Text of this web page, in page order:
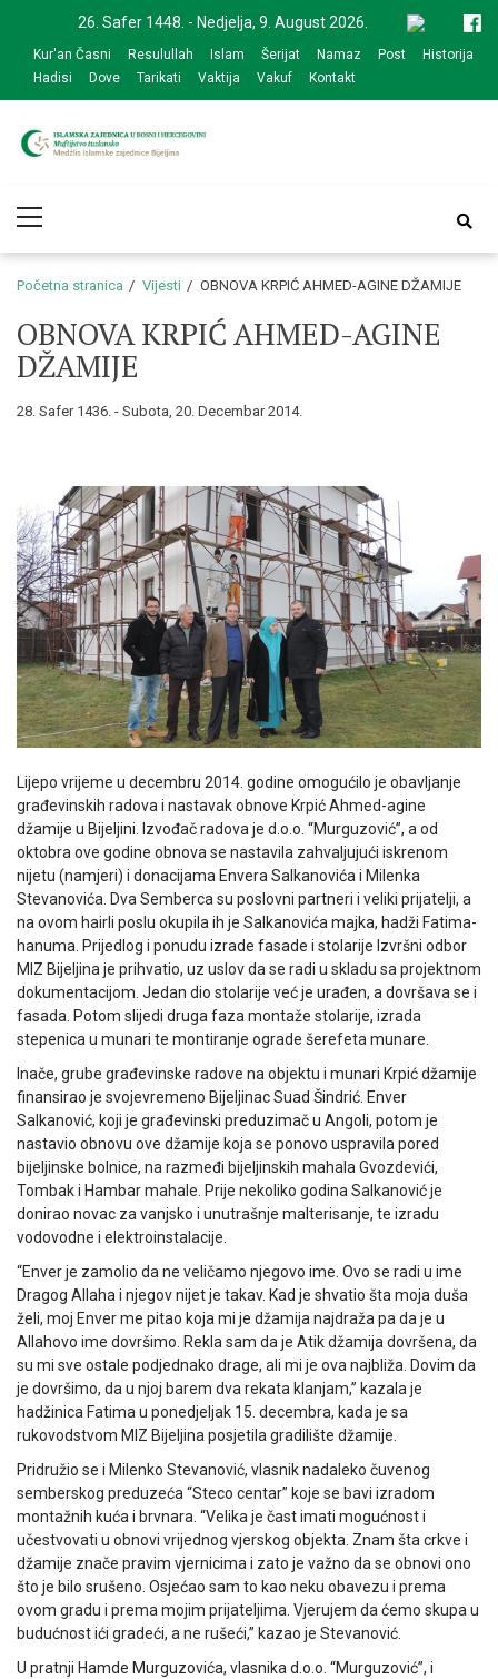
navigation
content
26. Safer 1448. - Nedjelja, 9. August 2026.
Kur'an Časni Resulullah Islam Šerijat Namaz Post
Historija
Hadisi
Dove Tarikati Vaktija Vakuf Kontakt
zajednice Bijeljina
Menu
Početna stranica Vijesti OBNOVA KRPIĆ AHMED-AGINE DŽAMIJE
OBNOVA KRPIĆ AHMED-AGINE
DŽAMIJE
28. Safer 1436. - Subota, 20. Decembar 2014.
Lijepo vrijeme u decembru 2014. godine omogućilo je obavljanje
građevinskih radova i nastavak obnove Krpić Ahmed-agine
džamije u Bijeljini. Izvođač radova je d.o.o. “Murguzović”, a od
oktobra ove godine obnova se nastavila zahvaljujući iskrenom
nijetu (namjeri) i donacijama Envera Salkanovića i Milenka
Stevanovića. Dva Semberca su poslovni partneri i veliki prijatelji, a
na ovom hairli poslu okupila ih je Salkanovića majka, hadži Fatima-
hanuma. Prijedlog i ponudu izrade fasade i stolarije Izvršni odbor
MIZ Bijeljina je prihvatio, uz uslov da se radi u skladu sa projektnom
dokumentacijom. Jedan dio stolarije već je urađen, a dovršava se i
fasada. Potom slijedi druga faza montaže stolarije, izrada
stepenica u munari te montiranje ograde šerefeta munare.
Inače, grube građevinske radove na objektu i munari Krpić džamije
finansirao je svojevremeno Bijeljinac Suad Šindrić. Enver
Salkanović, koji je građevinski preduzimač u Angoli, potom je
nastavio obnovu ove džamije koja se ponovo uspravila pored
bijeljinske bolnice, na razmeđi bijeljinskih mahala Gvozdevići,
Tombak i Hambar mahale. Prije nekoliko godina Salkanović je
donirao novac za vanjsko i unutrašnje malterisanje, te izradu
vodovodne i elektroinstalacije.
“Enver je zamolio da ne veličamo njegovo ime. Ovo se radi u ime
Dragog Allaha i njegov nijet je takav. Kad je shvatio šta moja duša
želi, moj Enver me pitao koja mi je džamija najdraža pa da je u
Allahovo ime dovršimo. Rekla sam da je Atik džamija dovršena, da
su mi sve ostale podjednako drage, ali mi je ova najbliža. Dovim da
je dovršimo, da u njoj barem dva rekata klanjam,” kazala je
hadžinica Fatima u ponedjeljak 15. decembra, kada je sa
rukovodstvom MIZ Bijeljina posjetila gradilište džamije.
Pridružio se i Milenko Stevanović, vlasnik nadaleko čuvenog
semberskog preduzeća “Steco centar” koje se bavi izradom
montažnih kuća i brvnara. “Velika je čast imati mogućnost i
učestvovati u obnovi vrijednog vjerskog objekta. Znam šta crkve i
džamije znače pravim vjernicima i zato je važno da se obnovi ono
što je bilo srušeno. Osjećao sam to kao neku obavezu i prema
ovom gradu i prema mojim prijateljima. Vjerujem da ćemo skupa u
budućnost ići gradeći, a ne rušeći,” kazao je Stevanović.
U pratnji Hamde Murguzovića, vlasnika d.o.o. “Murguzović”, i